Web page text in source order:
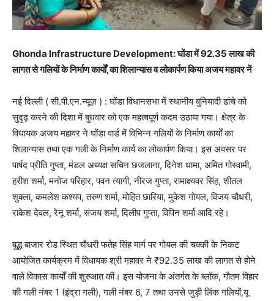
Ghonda Infrastructure Development: घोंडा में 92.35 लाख की
लागत से गलियों के निर्माण कार्यों,का शिलान्यास व लोकार्पण किया अजय महावर नें
नई दिल्ली ( सी.पी.एन.न्यूज़ ) : घोंडा विधानसभा में स्थानीय बुनियादी ढांचे को
सुदृढ़ करने की दिशा में बुधवार को एक महत्वपूर्ण कदम उठाया गया। क्षेत्र के
विधायक अजय महावर ने घोंडा वार्ड में विभिन्न गलियों के निर्माण कार्यों का
शिलान्यास तथा एक गली के निर्माण कार्य का लोकार्पण किया। इस अवसर पर
पार्षद प्रीति गुप्ता, मंडल अध्यक्ष सचिन छजलाना, दिनेश धामा, अमित गोस्वामी,
हरीश शर्मा, मनोज परिहार, पवन त्यागी, नीरज गुप्ता, रामाक्ष्यवर सिंह, शीतल
शुक्ला, कमलेश कश्यप, तरुण शर्मा, मोहित छारिया, मुकेश गोयल, विजय चौधरी,
राकेश देवल, रेनू शर्मा, संजय शर्मा, दिलीप गुप्ता, विपिन शर्मा आदि रहे।
बुद्ध बाजार रोड स्थित चौधरी फतेह सिंह मार्ग पर गोयल की चक्की के निकट
आयोजित कार्यक्रम में विधायक श्री महावर ने ₹92.35 लाख की लागत से होने
वाले विकास कार्यों की शुरुआत की। इस योजना के अंतर्गत के ब्लॉक, गौतम विहार
की गली नंबर 1 (इंद्रा गली), गली नंबर 6, 7 तथा उनसे जुड़ी लिंक गलियों,यू